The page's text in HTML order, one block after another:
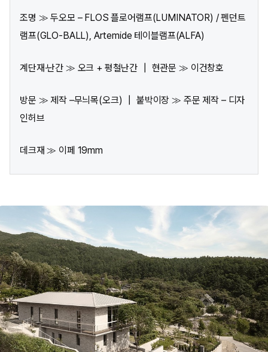
조명 ≫ 두오모 – FLOS 플로어램프(LUMINATOR) / 펜던트
램프(GLO-BALL), Artemide 테이블램프(ALFA)
계단재·난간 ≫ 오크 + 평철난간 ┃ 현관문 ≫ 이건창호
방문 ≫ 제작 –무늬목(오크) ┃ 붙박이장 ≫ 주문 제작 – 디자
인허브
데크재 ≫ 이페 19mm